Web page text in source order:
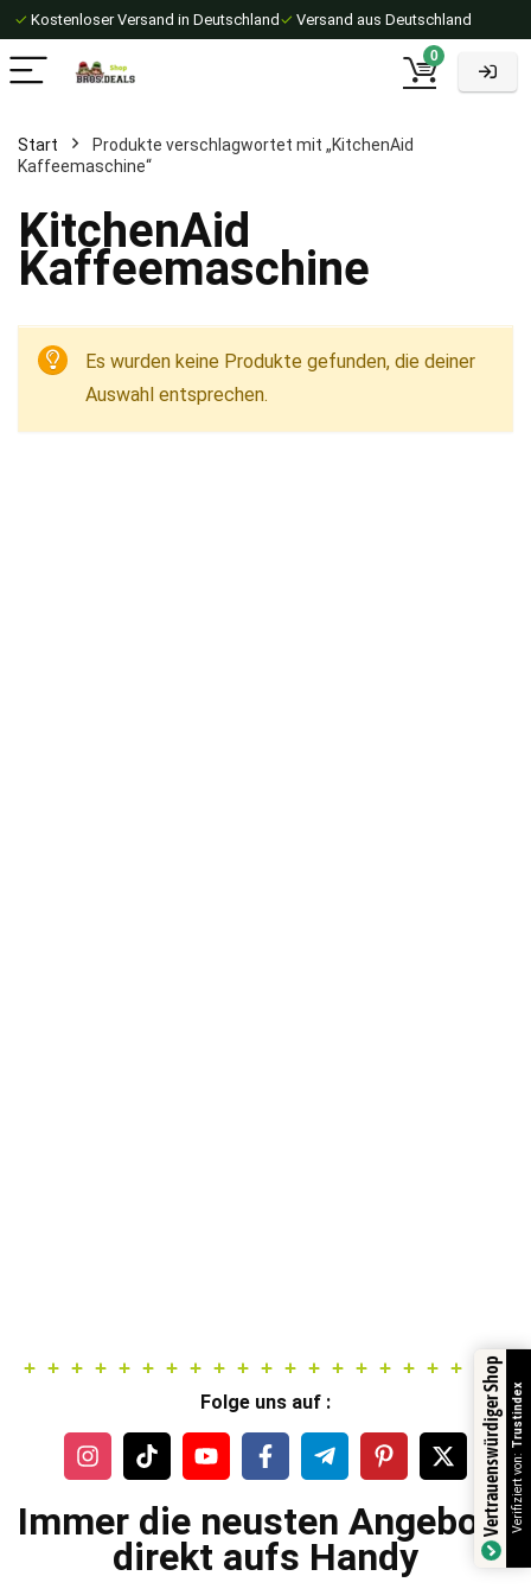
✓ Kostenloser Versand in Deutschland ✓ Versand aus Deutschland
0
Start
Produkte verschlagwortet mit „KitchenAid
Kaffeemaschine“
KitchenAid
Kaffeemaschine
Es wurden keine Produkte gefunden, die deiner
Auswahl entsprechen.
Folge uns auf :
Immer die neusten Angebote
direkt aufs Handy
Vertrauenswürdiger ShopVerifiziert von:
Trustindex